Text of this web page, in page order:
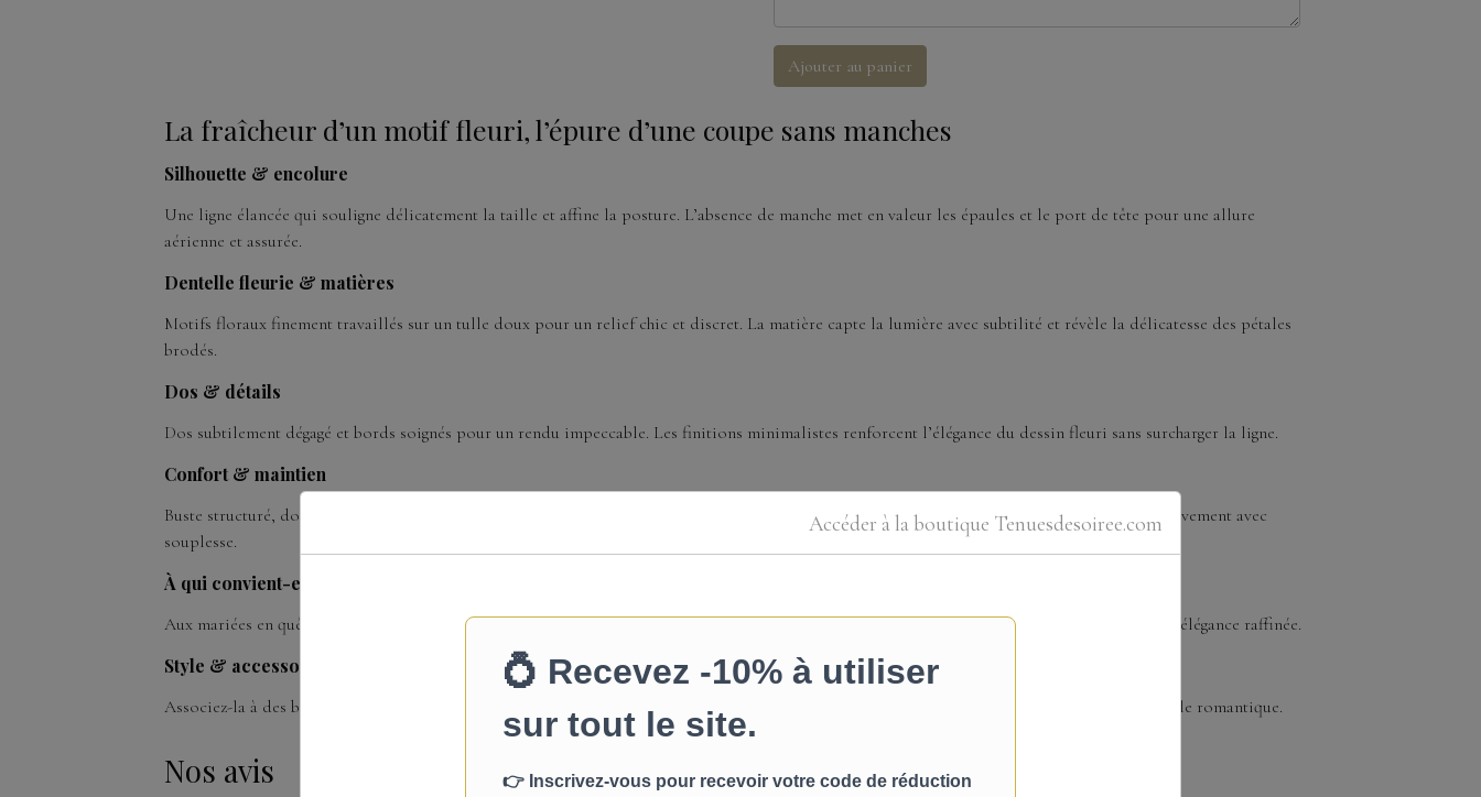
Ajouter au panier
La fraîcheur d’un motif fleuri, l’épure d’une coupe sans manches
Silhouette & encolure
Une ligne élancée qui souligne délicatement la taille et affine la posture. L’absence de manche met en valeur les épaules et le port de tête pour une allure
aérienne et assurée.
Dentelle fleurie & matières
Motifs floraux finement travaillés sur un tulle doux pour un relief chic et discret. La matière capte la lumière avec subtilité et révèle la délicatesse des pétales
brodés.
Dos & détails
Dos subtilement dégagé et bords soignés pour un rendu impeccable. Les finitions minimalistes renforcent l’élégance du dessin fleuri sans surcharger la ligne.
Confort & maintien
Buste structuré, doublure légère et coutures invisibles pour un confort qui dure du “oui” à la dernière danse. La robe accompagne chaque mouvement avec
souplesse.
À qui convient-elle ?
Aux mariées en quête d’un style et poétique : silhouettes droites, sablier ou en 8, souhaitant dévoiler les épaules tout en gardant une élégance raffinée.
Style & accessoires
Associez-la à des boucles minimalistes, un voile aérien et des sandales fines. Une couronne discrète ou un peigne perlé ajoutera la touche finale romantique.
Nos avis
Accéder à la boutique Tenuesdesoiree.com